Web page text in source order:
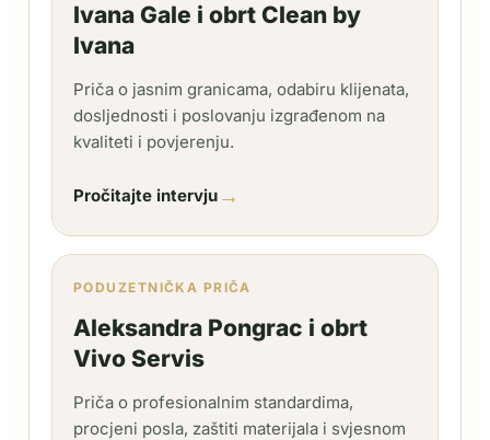
Ivana Gale i obrt Clean by
Ivana
Priča o jasnim granicama, odabiru klijenata,
dosljednosti i poslovanju izgrađenom na
kvaliteti i povjerenju.
Pročitajte intervju →
PODUZETNIČKA PRIČA
Aleksandra Pongrac i obrt
Vivo Servis
Priča o profesionalnim standardima,
procjeni posla, zaštiti materijala i svjesnom